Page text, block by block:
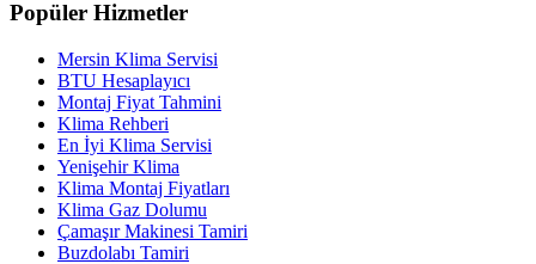
Popüler Hizmetler
Mersin Klima Servisi
BTU Hesaplayıcı
Montaj Fiyat Tahmini
Klima Rehberi
En İyi Klima Servisi
Yenişehir Klima
Klima Montaj Fiyatları
Klima Gaz Dolumu
Çamaşır Makinesi Tamiri
Buzdolabı Tamiri